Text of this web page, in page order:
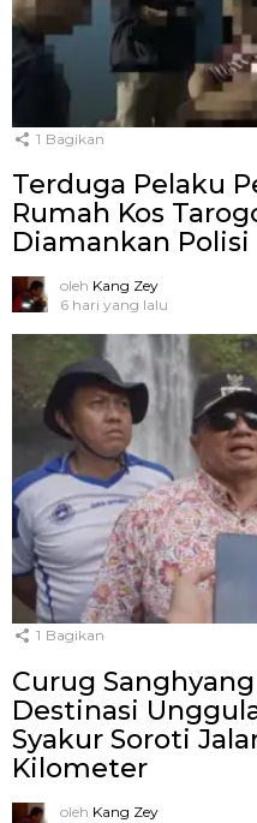
1 Bagikan
Terduga Pelaku
Rumah Kos
Diamankan Polisi
oleh Kang Zey
6 hari yang lalu
1 Bagikan
Curug
Destinasi
Syakur Soroti
Kilometer
oleh Kang Zey